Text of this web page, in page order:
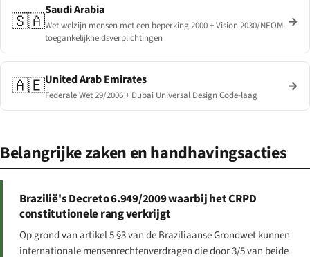
🇸🇦
Saudi Arabia
Wet welzijn mensen met een beperking 2000 + Vision 2030/NEOM-
toegankelijkheidsverplichtingen
→
🇦🇪United Arab Emirates
Federale Wet 29/2006 + Dubai Universal Design Code-laag
→
Belangrijke zaken en handhavingsacties
Brazilië's Decreto 6.949/2009 waarbij het CRPD
constitutionele rang verkrijgt
Op grond van artikel 5 §3 van de Braziliaanse Grondwet kunnen
internationale mensenrechtenverdragen die door 3/5 van beide